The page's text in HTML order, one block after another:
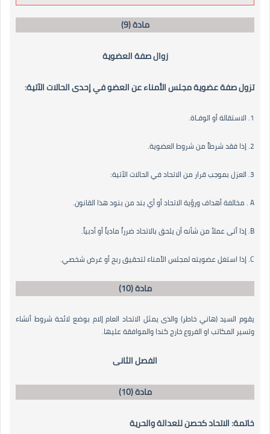
مادة (9)
زوال صفة العضوية
تزول صفة عضوية مجلس الأمناء عن العضو في إحدى الحالات الآتية:
1. الاستقالة أو الوفـاة.
2. إذا فقد شرطاً من شروط العضوية.
3. العزل بموجب قرار من الاتحاد في الحالات الآتية:
A . مخالفة أهداف ورؤية الاتحاد أو أي بند من بنود هذا القانون.
B. إذا أتى عملاً من شأنه أن يلحق بالاتحاد ضرراً مادياً أو أدبياً.
C. إذا استغل عضويته لمجلس الأمناء لتحقيق ربح أو غرض شخصي.
مادة (10)
يقوم السيد (هاني خاطر) والذى يمثل الاتحاد العام إلام بوضع لائحة شروط أنشاء
وتسير المكاتب او الفروع خارج كندا والموافقة عليها.
الفصل الثانى
مادة (10)
خاتمة: الاتحاد كحصن للعدالة والحرية